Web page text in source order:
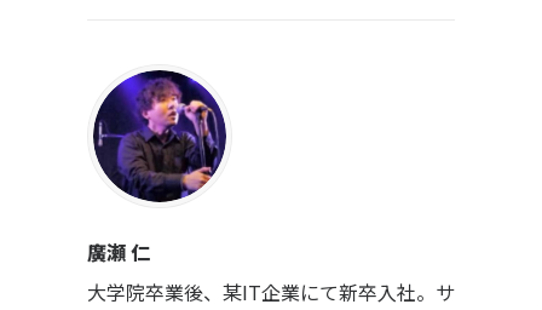
廣瀬 仁
大学院卒業後、某IT企業にて新卒入社。サ